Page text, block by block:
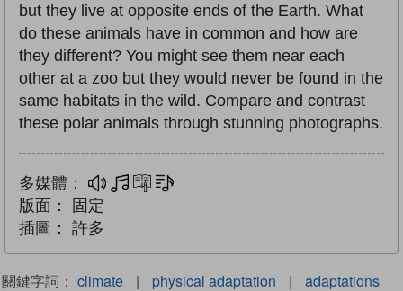
but they live at opposite ends of the Earth. What
do these animals have in common and how are
they different? You might see them near each
other at a zoo but they would never be found in the
same habitats in the wild. Compare and contrast
these polar animals through stunning photographs.
多媒體： 多媒體互動練習
版面：
固定
插圖：
許多
關鍵字詞： climate | physical adaptation |
adaptations